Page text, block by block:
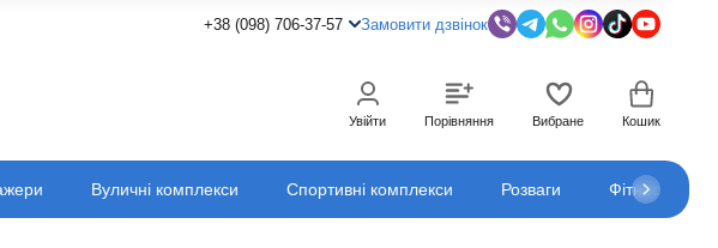
+38 (098) 706-37-57 Замовити дзвінок
Увійти Порівняння Вибране Кошик
Вуличні комплекси Спортивні комплекси Розваги Фітнес